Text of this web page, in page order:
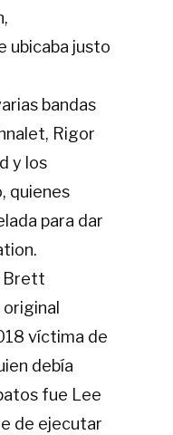
ubicaba justo
bandas
Rigor
y los
quienes
para dar
Brett
víctima de
debía
fue Lee
de ejecutar